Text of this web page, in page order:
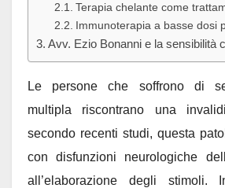
Terapia chelante come
Immunoterapia a basse dosi
Avv. Ezio Bonanni e la sensibilità
Le persone che soffrono di
multipla riscontrano una
secondo recenti studi, questa
con disfunzioni neurologiche
all’elaborazione degli stimoli.